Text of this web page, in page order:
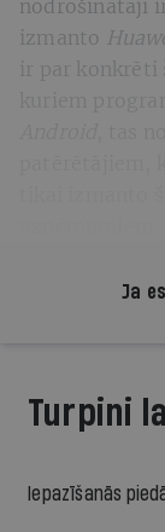
nodrošinātāji
izmanto
ir par konkrēti
Ja
Turpini
Iepazīšanās